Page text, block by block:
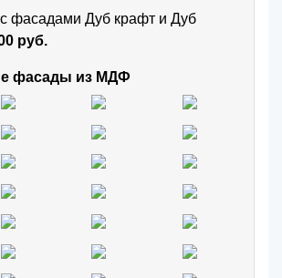
фасадами Дуб крафт и Дуб
руб.
фасады из МДФ